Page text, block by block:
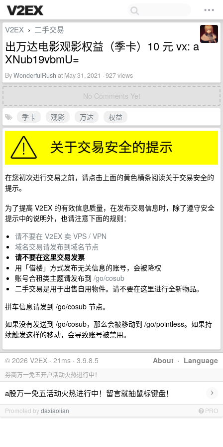
V2EX › 二手交易
出万达电影观影权益（季卡）10 元 vx: a
XNub19vbmU=
ByWonderfulRush at May 31, 2021 · 927 views
No Comments Yet
季卡 观影 万达 权益
在您初次进行交易之前，请点击上面的黄色横条阅读关于交易安全的
提示。
为了提高 V2EX 的有效信息质量，在发布交易信息时，除了遵守安全
提示中的说明外，也请注意下面的规则：
请不要在 V2EX 卖 VPS / VPN
域名交易请发布到域名节点
请不要在这里交易发票
用「借楼」方式发布无关信息的账号，会被降权
账号合租类主题请发布到 /go/cosub
二手交易是用于出售自用物件。请不要在这里进行全新物品。
拼车信息请发到 /go/cosub 节点。
如果没有发送到 /go/cosub，那么会被移动到 /go/pointless。如果持
续触发这样的移动，会导致账号被禁用。
About · Language
© 2026 V2EX · 21ms · 3.9.8.5
券商万一免五开户活动火热进行中！
a股万一免五活动火热进行中！留言就抽鼠标键盘！ ›
Promoted bydaxiaolian PRO